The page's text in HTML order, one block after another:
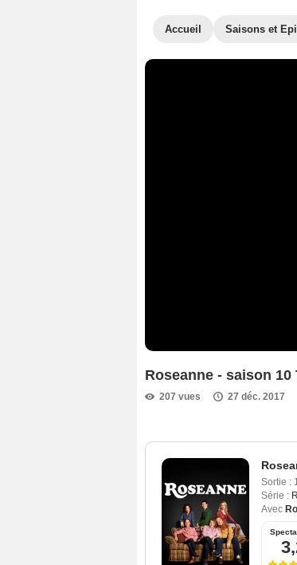
Accueil Saisons et
Roseanne - saison 10
207 vues 27 déc. 2017
Sortie :
Série :
Avec